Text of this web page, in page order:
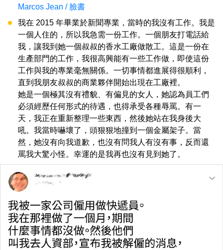
Marcos Jean / 臉書
我在 2015 年畢業於新聞專業，當時的我沒有工作。我是
一個人住的，所以我急需一份工作。一個朋友打電話給
我，讓我到她一個叔叔的香水工廠做散工。這是一份在
生產部門的工作，我很高興能有一些工作做，即使這份
工作與我的專業毫無關係。一切事情都進展得很順利，
直到我朋友叔叔的商業夥伴開始出現在工廠裡。
她是一個極其沒有禮貌、有偏見的女人，她認為員工們
必須經歷任何形式的待遇，也得承受各種辱罵。有一
天，我正在重新整理一些東西，然後她站在我身後大
吼。我當時嚇壞了，頭狠狠地撞到一個金屬架子。當
然，她沒有向我道歉，也沒有問我人有沒有事，反而還
罵我大驚小怪。幸運的是我再也沒有見到她了。